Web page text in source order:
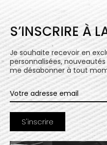
S’INSCRIRE À
Je souhaite recevoir en
personnalisées,
me désabonner à tout